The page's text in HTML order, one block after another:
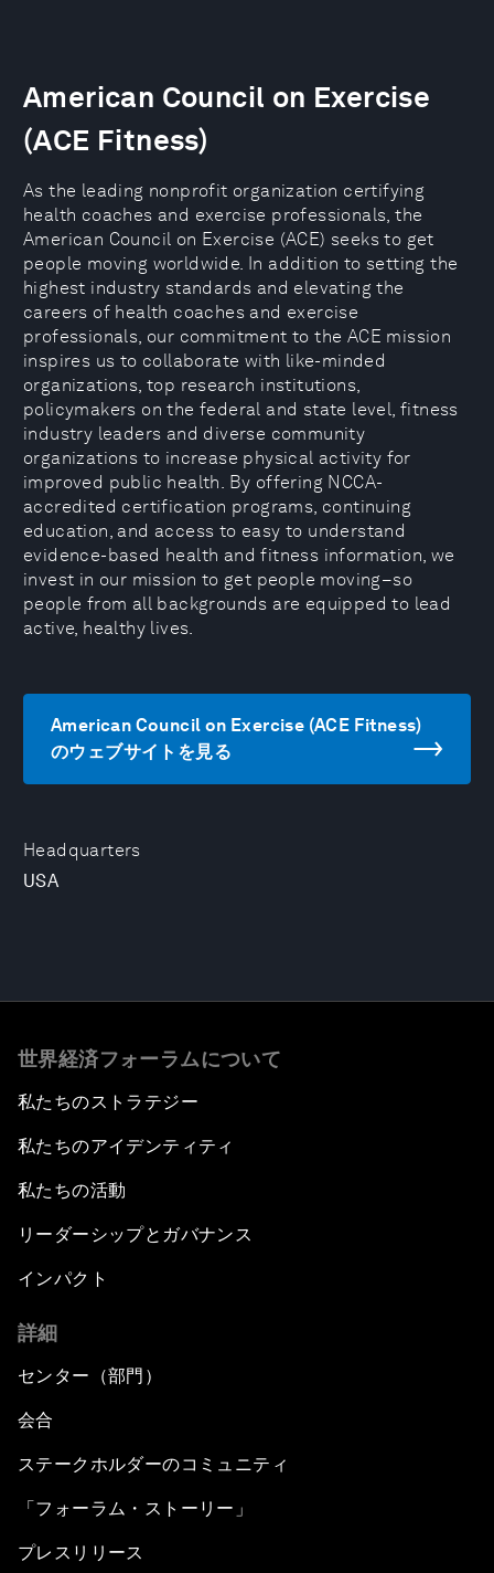
Headquarters
USA
American Council on Exercise
(ACE Fitness)
As the leading nonprofit organization certifying
health coaches and exercise professionals, the
American Council on Exercise (ACE) seeks to get
people moving worldwide. In addition to setting the
highest industry standards and elevating the
careers of health coaches and exercise
professionals, our commitment to the ACE mission
inspires us to collaborate with like-minded
organizations, top research institutions,
policymakers on the federal and state level, fitness
industry leaders and diverse community
organizations to increase physical activity for
improved public health. By offering NCCA-
accredited certification programs, continuing
education, and access to easy to understand
evidence-based health and fitness information, we
invest in our mission to get people moving–so
people from all backgrounds are equipped to lead
active, healthy lives.
American Council on Exercise (ACE Fitness)
のウェブサイトを見る
世界経済フォーラムについて
私たちのストラテジー
私たちのアイデンティティ
私たちの活動
リーダーシップとガバナンス
インパクト
詳細
センター（部門）
会合
ステークホルダーのコミュニティ
「フォーラム・ストーリー」
プレスリリース